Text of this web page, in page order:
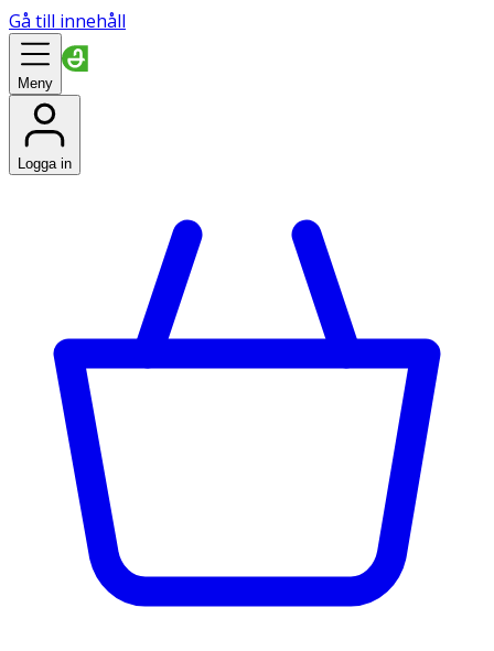
Gå till innehåll
Meny
Logga in